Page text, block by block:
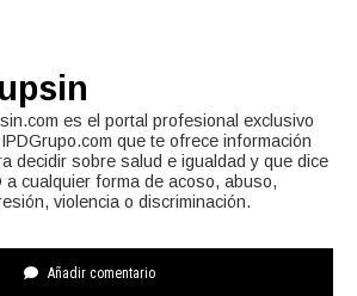
es el portal profesional exclusivo
que te ofrece información
decidir sobre salud e igualdad y que dice
a cualquier forma de acoso, abuso,
violencia o discriminación.
Añadir comentario